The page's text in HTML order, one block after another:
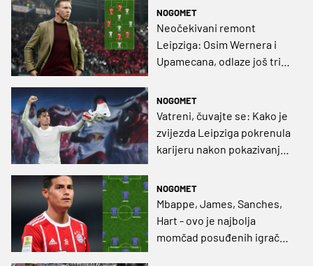
NOGOMET
Neočekivani remont
Leipziga: Osim Wernera i
Upamecana, odlaze još tri
NOGOMET
Vatreni, čuvajte se: Kako je
zvijezda Leipziga pokrenula
karijeru nakon pokazivanja
NOGOMET
Mbappe, James, Sanches,
Hart - ovo je najbolja
momčad posuđenih igrača